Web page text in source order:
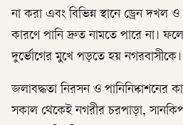
না করা এবং বিভিন্ন স্থানে ড্রেন দখল
কারণে পানি দ্রুত নামতে পারে না।
দুর্ভোগের মুখে পড়তে হয় নগরবাসীকে।
জলাবদ্ধতা নিরসন ও পানিনিষ্কাশনের
সকাল থেকেই নগরীর চরপাড়া,